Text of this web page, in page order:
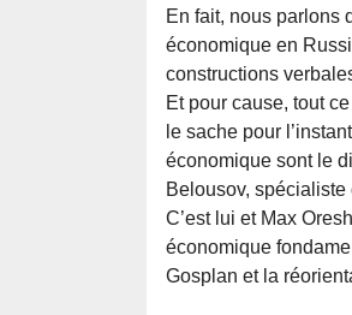
En fait, nous parlons
économique en
constructions
Et pour cause, tout
le sache pour
économique sont le
Belousov, spécialiste
C’est lui et Max
économique
Gosplan et la